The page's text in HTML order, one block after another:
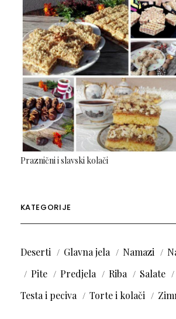
Praznični i slavski kolači
KATEGORIJE
Deserti Glavna jela Namazi
Pite
Predjela Riba Salate
Testa i peciva
Torte i kolači